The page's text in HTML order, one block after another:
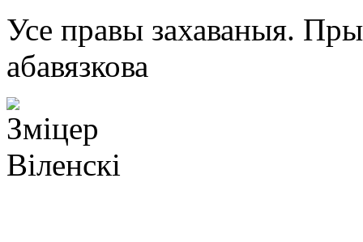
Усе правы захаваныя.
абавязкова